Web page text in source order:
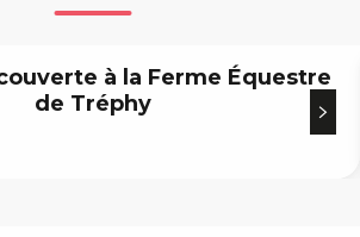
à la Ferme Équestre
de Tréphy